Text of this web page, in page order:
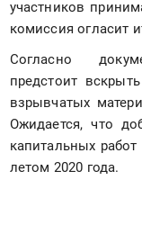
участников
комиссия огласит
Согласно
предстоит
взрывчатых
Ожидается, что
капитальных работ
летом 2020 года.